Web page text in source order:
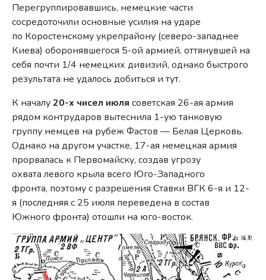
Перегруппировавшись, немецкие части
сосредоточили основные усилия на ударе
по Коростенскому укрепрайону (северо-западнее
Киева) оборонявшегося 5-ой армией, оттянувшей на
себя почти 1/4 немецких дивизий, однако быстрого
результата не удалось добиться и тут.
К началу20-х чисел июля советская 26-ая армия
рядом контрударов вытеснила 1-ую танковую
группу немцев на рубеж Фастов — Белая Церковь.
Однако на другом участке, 17-ая немецкая армия
прорвалась к Первомайску, создав угрозу
охвата левого крыла всего Юго-Западного
фронта, поэтому с разрешения Ставки ВГК 6-я и 12-
я (последняя с 25 июля переведена в состав
Южного фронта) отошли на юго-восток.